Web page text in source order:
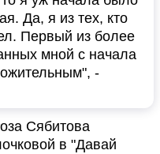
Да, я из тех, кто
Первый из более
мной с начала
-
Сябитова
в "Давай